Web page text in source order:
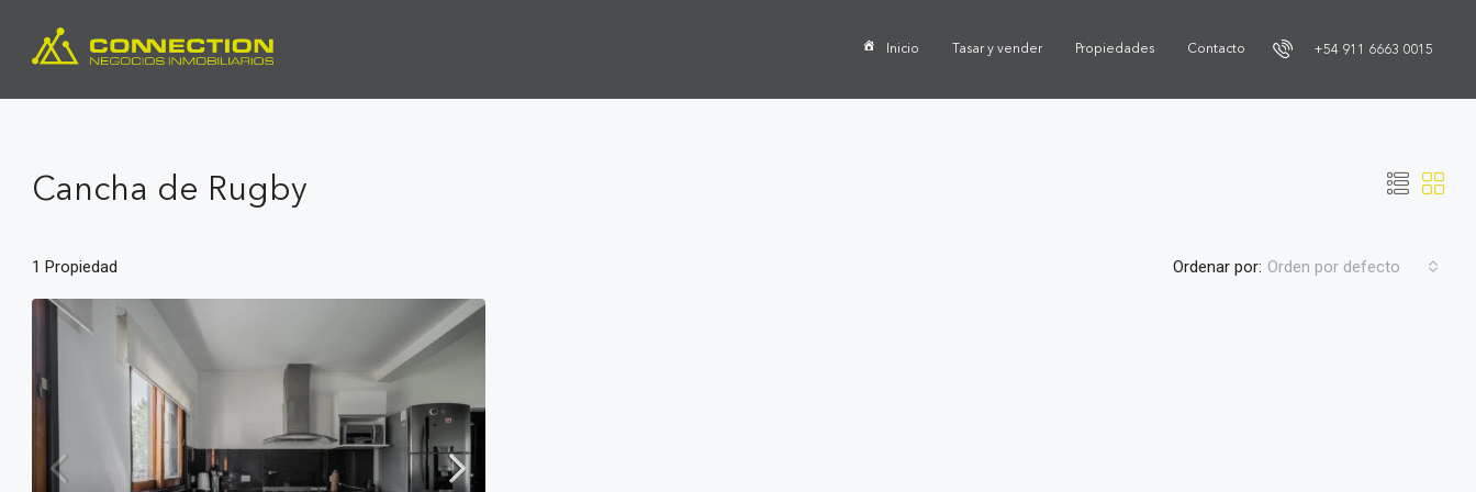
Inicio Tasar y vender Propiedades Contacto +54 911 6663 0015
Cancha de Rugby
1 Propiedad Ordenar por: Orden por defecto